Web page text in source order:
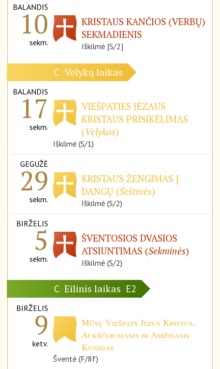
BALANDIS
10
sekm.
KRISTAUS KANČIOS (VERBŲ)
SEKMADIENIS
Iškilmė [S/2]
C Velykų laikas
BALANDIS
17
sekm.
VIEŠPATIES JĖZAUS
KRISTAUS PRISIKĖLIMAS
(Velykos)
Iškilmė (S/1)
GEGUŽĖ
29
sekm.
KRISTAUS ŽENGIMAS Į
DANGŲ (Šeštinės)
Iškilmė (S/2)
BIRŽELIS
5
sekm.
ŠVENTOSIOS DVASIOS
ATSIUNTIMAS (Sekminės)
Iškilmė (S/2)
C Eilinis laikas E2
BIRŽELIS
9
ketv.
Mūsų Viešpats Jėzus Kristus,
Aukščiausiasis ir Amžinasis
Kunigas
Šventė (F/8f)